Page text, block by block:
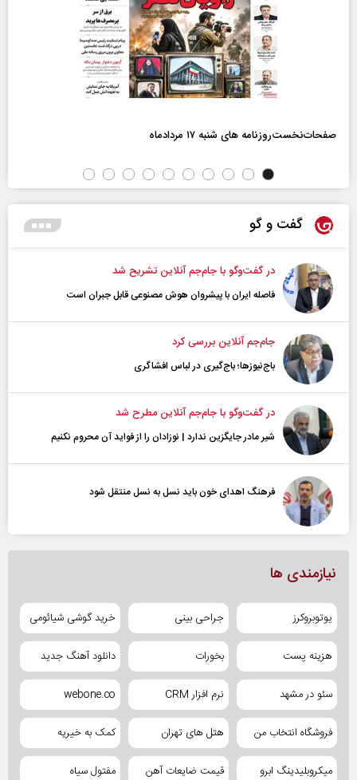
صفحات‌نخست‌روزنامه ها‌ی شنبه ۱۷ مردادماه
گفت و گو
در گفت‌و‌گو با جام‌جم آنلاین تشریح شد
فاصله ایران با پیشرو‌ان هوش مصنوعی قابل جبران است
جام‌جم آنلاین بررسی کرد
باج‌نیوزها؛ باج‌گیری در لباس افشاگری
در گفت‌و‌گو با جام‌جم آنلاین مطرح شد
شیر مادر جایگزین ندارد | نوزادان را از فواید آن محروم نکنیم
فرهنگ اهدای خون باید نسل به نسل منتقل شود
نیازمندی ها
یوتوبروکرز جراحی بینی خرید گوشی شیائومی
هزینه پست بخورات دانلود آهنگ جدید
سئو در مشهد نرم افزار CRM webone.co
فروشگاه انتخاب من هتل های تهران کمک به خیریه
میکروبلیدینگ ابرو قیمت ضایعات آهن مفتول سیاه